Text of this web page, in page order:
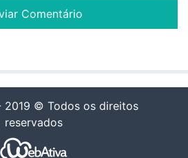
2019 © Todos os direitos
reservados